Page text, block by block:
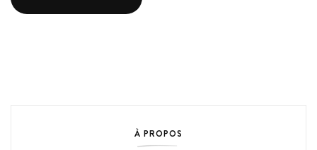
À PROPOS